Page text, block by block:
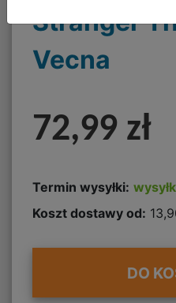
Stranger
Vecna
72,99 zł
Termin wysyłki:
Koszt dostawy od:
DO